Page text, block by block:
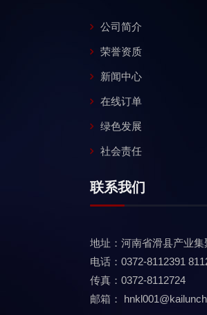
公司简介
荣誉资质
新闻中心
在线订单
绿色发展
社会责任
联系我们
地址：河南省滑县产业
电话：0372-8112391
传真：0372-8112724
邮箱：